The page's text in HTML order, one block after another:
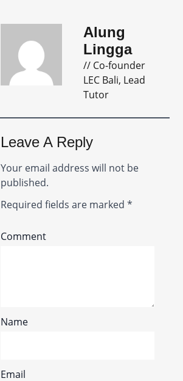
Alung
Lingga
// Co-founder
LEC Bali, Lead
Tutor
Leave A Reply
Your email address will not be
published.
Required fields are marked*
Comment
Name
Email